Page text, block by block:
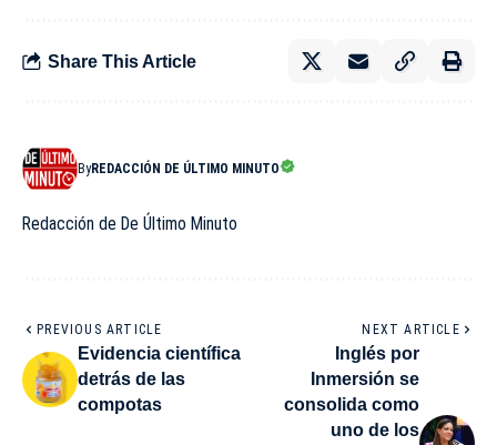
Share This Article
ByREDACCIÓN DE ÚLTIMO MINUTO
Redacción de De Último Minuto
PREVIOUS ARTICLE
Evidencia científica
detrás de las
compotas
NEXT ARTICLE
Inglés por
Inmersión se
consolida como
uno de los